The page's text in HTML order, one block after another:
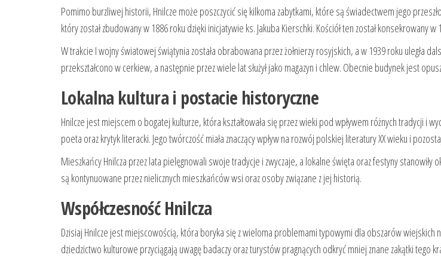
Pomimo burzliwej historii, Hnilcze może poszczycić się kilkoma zabytkami, które są świadectwem jego
który został zbudowany w 1886 roku dzięki inicjatywie ks. Jakuba Kierschki. Kościół ten został konsekrowany
W trakcie I wojny światowej świątynia została obrabowana przez żołnierzy rosyjskich, a w 1939 roku uległa
przekształcono w cerkiew, a następnie przez wiele lat służył jako magazyn i chlew. Obecnie budynek jest
Lokalna kultura i postacie historyczne
Hnilcze jest miejscem o bogatej kulturze, która kształtowała się przez wieki pod wpływem różnych tradycji i
poeta oraz krytyk literacki. Jego twórczość miała znaczący wpływ na rozwój polskiej literatury XX wieku i
Mieszkańcy Hnilcza przez lata pielęgnowali swoje tradycje i zwyczaje, a lokalne święta oraz festyny
są kontynuowane przez nielicznych mieszkańców wsi oraz osoby związane z jej historią.
Współczesność Hnilcza
Dzisiaj Hnilcze jest miejscowością, która boryka się z wieloma problemami typowymi dla obszarów
dziedzictwo kulturowe przyciągają uwagę badaczy oraz turystów pragnących odkryć mniej znane zakątki tego